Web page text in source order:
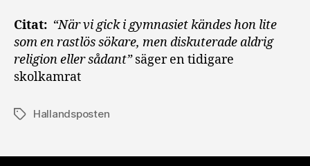
Citat: “När vi gick i gymnasiet kändes hon lite
som en rastlös sökare, men diskuterade aldrig
religion eller sådant”säger en tidigare
skolkamrat
EtiketterHallandsposten